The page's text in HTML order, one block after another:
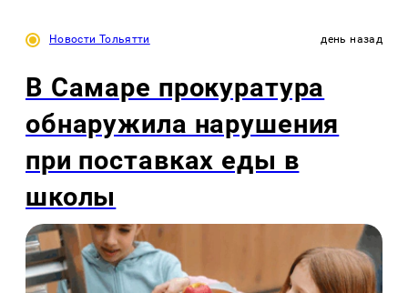
Новости Тольятти день назад
В Самаре прокуратура
обнаружила нарушения
при поставках еды в
школы